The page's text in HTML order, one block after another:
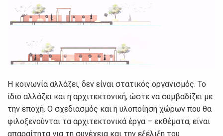
Η κοινωνία αλλάζει, δεν είναι στατικός οργανισμός. Το
ίδιο αλλάζει και η αρχιτεκτονική, ώστε να συμβαδίζει με
την εποχή. Ο σχεδιασμός και η υλοποίηση χώρων που θα
φιλοξενούνται τα αρχιτεκτονικά έργα – εκθέματα, είναι
απαραίτητα για τη συνέχεια και την εξέλιξη του